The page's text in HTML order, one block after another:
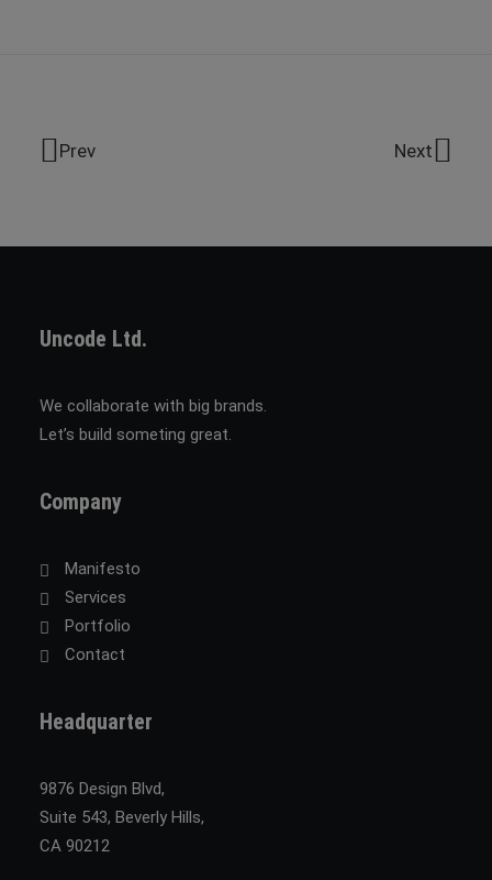
Prev Next
Uncode Ltd.
We collaborate with big brands.
Let’s build someting great.
Company
Manifesto
Services
Portfolio
Contact
Headquarter
9876 Design Blvd,
Suite 543, Beverly Hills,
CA 90212